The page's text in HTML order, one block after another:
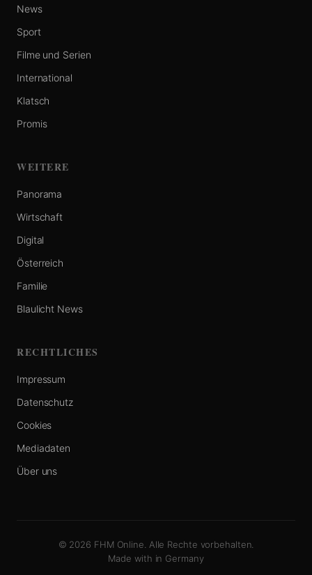
News
Sport
Filme und Serien
International
Klatsch
Promis
WEITERE
Panorama
Wirtschaft
Digital
Österreich
Familie
Blaulicht News
RECHTLICHES
Impressum
Datenschutz
Cookies
Mediadaten
Über uns
© 2026 FHM Online. Alle Rechte vorbehalten.
Made with in Germany